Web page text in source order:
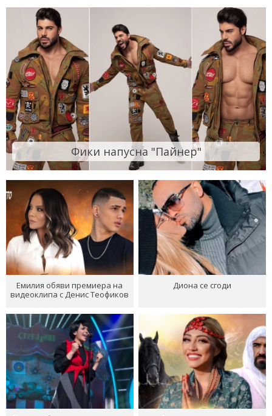
Фики напусна "Пайнер"
Емилия обяви премиера на
видеоклипа с Денис Теофиков
Диона се сгоди